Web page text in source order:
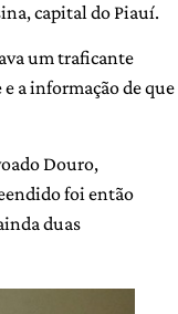
capital do Piauí.
um traficante
a informação de que
Douro,
foi então
duas